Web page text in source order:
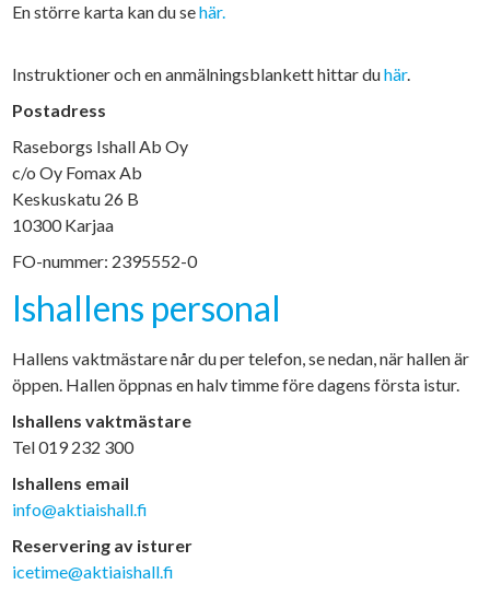
En större karta kan du sehär.
Instruktioner och en anmälningsblankett hittar duhär.
Postadress
Raseborgs Ishall Ab Oy
c/o Oy Fomax Ab
Keskuskatu 26 B
10300 Karjaa
FO-nummer: 2395552-0
Ishallens personal
Hallens vaktmästare når du per telefon, se nedan, när hallen är
öppen. Hallen öppnas en halv timme före dagens första istur.
Ishallens vaktmästare
Tel 019 232 300
Ishallens email
info@aktiaishall.fi
Reservering av isturer
icetime@aktiaishall.fi